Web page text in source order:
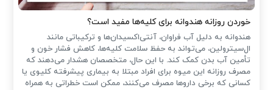
خوردن روزانه هندوانه برای کلیه‌ها مفید است؟
هندوانه به دلیل آب فراوان، آنتی‌اکسیدان‌ها و ترکیباتی مانند
ال‌سیترولین، می‌تواند به حفظ سلامت کلیه‌ها، کاهش فشار خون و
تأمین آب بدن کمک کند. با این حال، متخصصان هشدار می‌دهند که
مصرف روزانه این میوه برای افراد مبتلا به بیماری پیشرفته کلیوی یا
کسانی که برخی داروها مصرف می‌کنند، ممکن است خطراتی به همراه